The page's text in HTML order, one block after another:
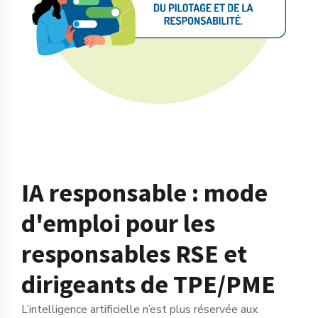
IA responsable : mode
d'emploi pour les
responsables RSE et
dirigeants de TPE/PME
L’intelligence artificielle n’est plus réservée aux